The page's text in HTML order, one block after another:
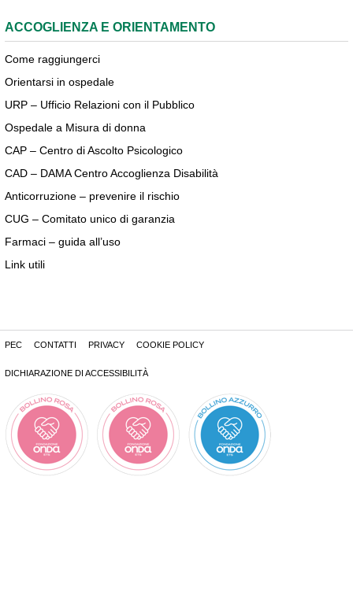
ACCOGLIENZA E ORIENTAMENTO
Come raggiungerci
Orientarsi in ospedale
URP – Ufficio Relazioni con il Pubblico
Ospedale a Misura di donna
CAP – Centro di Ascolto Psicologico
CAD – DAMA Centro Accoglienza Disabilità
Anticorruzione – prevenire il rischio
CUG – Comitato unico di garanzia
Farmaci – guida all’uso
Link utili
PEC CONTATTI PRIVACY COOKIE POLICY
DICHIARAZIONE DI ACCESSIBILITÀ